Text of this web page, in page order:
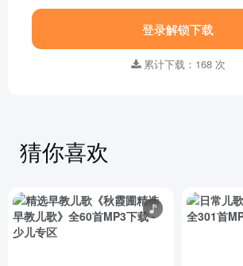
登录解锁下载
累计下载：168 次
猜你喜欢